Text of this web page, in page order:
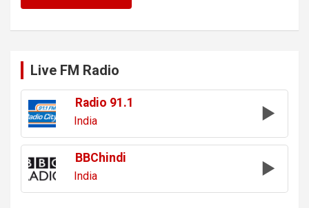
Live FM Radio
Radio 91.1
India
BBChindi
India